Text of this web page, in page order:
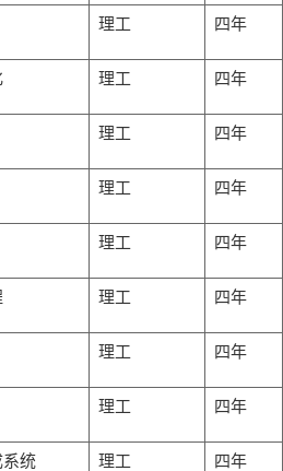
理工 四年
理工 四年
理工 四年
理工 四年
理工 四年
理工 四年
理工 四年
理工 四年
统 理工 四年